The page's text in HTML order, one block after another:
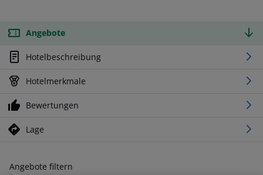
Angebote
Hotelbeschreibung
Hotelmerkmale
Bewertungen
Lage
Angebote filtern